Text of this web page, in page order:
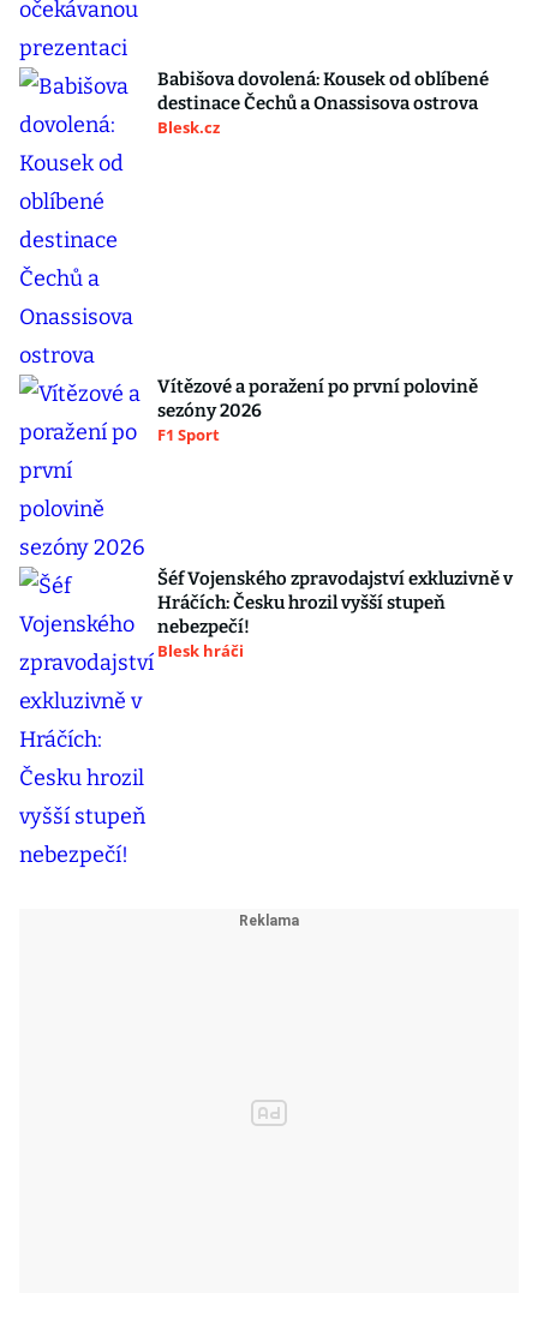
Babišova dovolená: Kousek od oblíbené
destinace Čechů a Onassisova ostrova
Blesk.cz
Vítězové a poražení po první polovině
sezóny 2026
F1 Sport
Šéf Vojenského zpravodajství exkluzivně v
Hráčích: Česku hrozil vyšší stupeň
nebezpečí!
Blesk hráči